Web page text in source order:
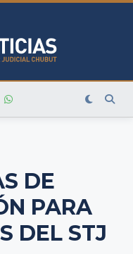
DE
PARA
DEL STJ